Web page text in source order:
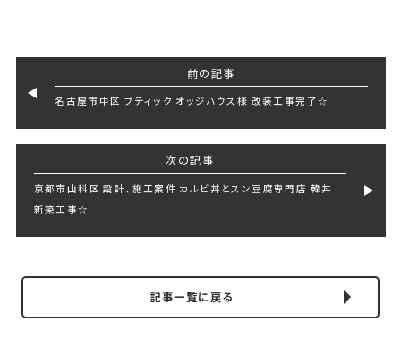
前の記事
名古屋市中区 ブティック オッジハウス様 改装工事完了☆
次の記事
京都市山科区 設計、施工案件 カルビ丼とスン豆腐専門店 韓丼
新築工事☆
記事一覧に戻る